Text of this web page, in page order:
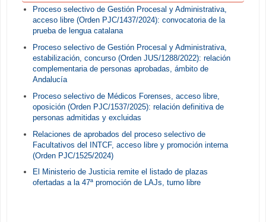
Proceso selectivo de Gestión Procesal y Administrativa,
acceso libre (Orden PJC/1437/2024): convocatoria de la
prueba de lengua catalana
Proceso selectivo de Gestión Procesal y Administrativa,
estabilización, concurso (Orden JUS/1288/2022): relación
complementaria de personas aprobadas, ámbito de
Andalucía
Proceso selectivo de Médicos Forenses, acceso libre,
oposición (Orden PJC/1537/2025): relación definitiva de
personas admitidas y excluidas
Relaciones de aprobados del proceso selectivo de
Facultativos del INTCF, acceso libre y promoción interna
(Orden PJC/1525/2024)
El Ministerio de Justicia remite el listado de plazas
ofertadas a la 47ª promoción de LAJs, turno libre